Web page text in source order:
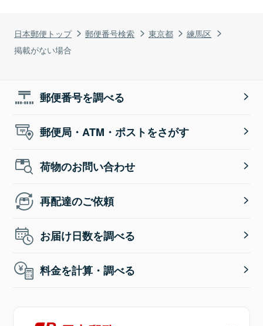
日本郵便トップ 郵便番号検索 東京都
練馬区
掲載がない場合
郵便番号を調べる
郵便局・ATM・ポストをさがす
荷物のお問い合わせ
再配達のご依頼
お届け日数を調べる
料金を計算・調べる